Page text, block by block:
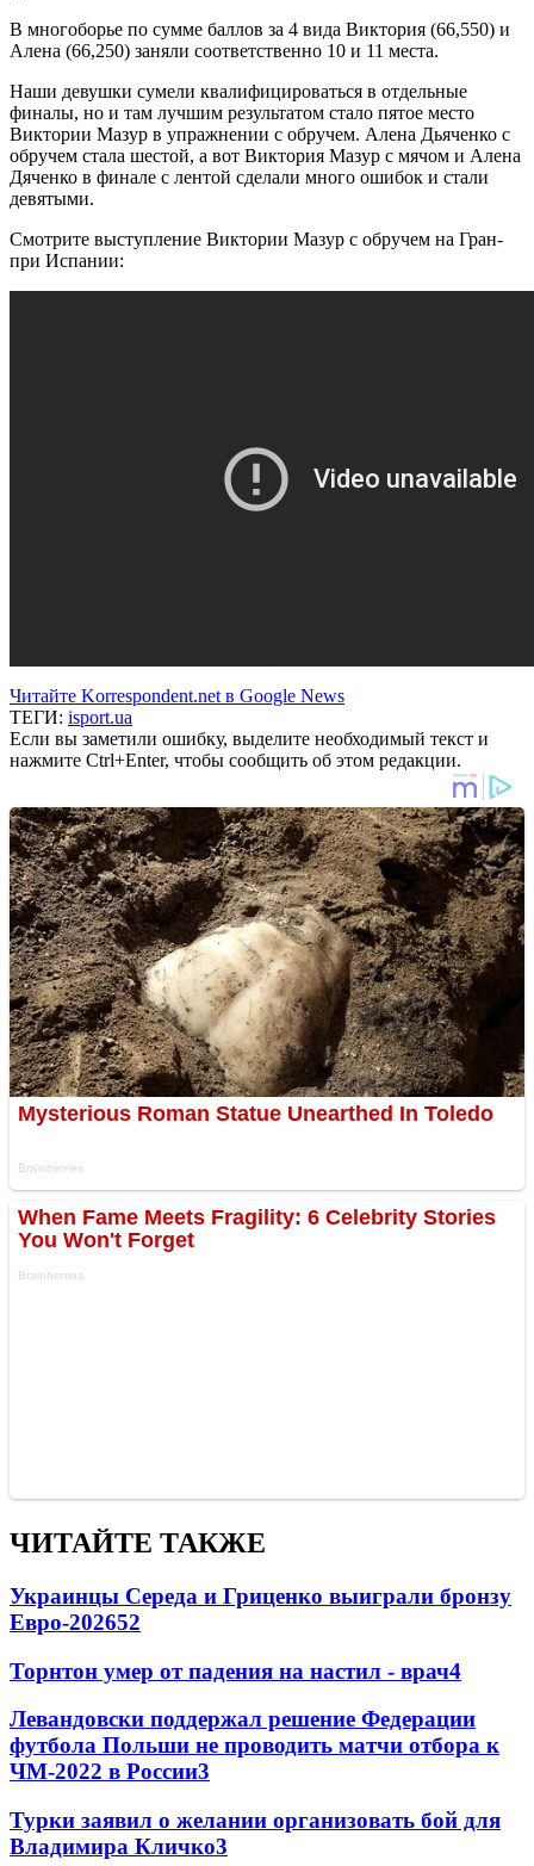
В многоборье по сумме баллов за 4 вида Виктория (66,550) и
Алена (66,250) заняли соответственно 10 и 11 места.
Наши девушки сумели квалифицироваться в отдельные
финалы, но и там лучшим результатом стало пятое место
Виктории Мазур в упражнении с обручем. Алена Дьяченко с
обручем стала шестой, а вот Виктория Мазур с мячом и Алена
Дяченко в финале с лентой сделали много ошибок и стали
девятыми.
Смотрите выступление Виктории Мазур с обручем на Гран-
при Испании:
Читайте Korrespondent.net в Google News
ТЕГИ: isport.ua
Если вы заметили ошибку, выделите необходимый текст и
нажмите Ctrl+Enter, чтобы сообщить об этом редакции.
ЧИТАЙТЕ ТАКЖЕ
Украинцы Середа и Гриценко выиграли бронзу
Евро-202652
Торнтон умер от падения на настил - врач4
Левандовски поддержал решение Федерации
футбола Польши не проводить матчи отбора к
ЧМ-2022 в России3
Турки заявил о желании организовать бой для
Владимира Кличко3